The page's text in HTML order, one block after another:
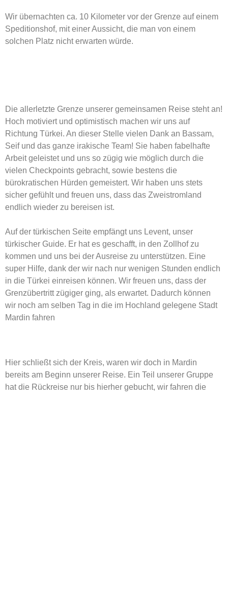
Wir übernachten ca. 10 Kilometer vor der Grenze auf einem
Speditionshof, mit einer Aussicht, die man von einem
solchen Platz nicht erwarten würde.
Die allerletzte Grenze unserer gemeinsamen Reise steht an!
Hoch motiviert und optimistisch machen wir uns auf
Richtung Türkei. An dieser Stelle vielen Dank an Bassam,
Seif und das ganze irakische Team! Sie haben fabelhafte
Arbeit geleistet und uns so zügig wie möglich durch die
vielen Checkpoints gebracht, sowie bestens die
bürokratischen Hürden gemeistert. Wir haben uns stets
sicher gefühlt und freuen uns, dass das Zweistromland
endlich wieder zu bereisen ist.
Auf der türkischen Seite empfängt uns Levent, unser
türkischer Guide. Er hat es geschafft, in den Zollhof zu
kommen und uns bei der Ausreise zu unterstützen. Eine
super Hilfe, dank der wir nach nur wenigen Stunden endlich
in die Türkei einreisen können. Wir freuen uns, dass der
Grenzübertritt zügiger ging, als erwartet. Dadurch können
wir noch am selben Tag in die im Hochland gelegene Stadt
Mardin fahren
Hier schließt sich der Kreis, waren wir doch in Mardin
bereits am Beginn unserer Reise. Ein Teil unserer Gruppe
hat die Rückreise nur bis hierher gebucht, wir fahren die